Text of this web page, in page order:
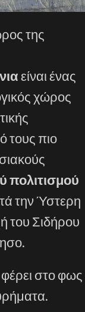
της
είναι ένας
χώρος
τους πιο
πολιτισμού
την Ύστερη
του Σιδήρου
στο φως